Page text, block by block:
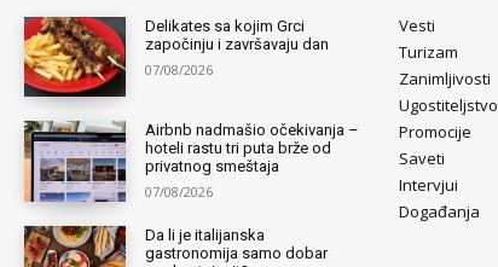
Delikates sa kojim Grci
započinju i završavaju dan
07/08/2026
Airbnb nadmašio očekivanja –
hoteli rastu tri puta brže od
privatnog smeštaja
07/08/2026
Da li je italijanska
gastronomija samo dobar
Vesti
Turizam
Zanimljivosti
Ugostiteljstvo
Promocije
Saveti
Intervjui
Događanja